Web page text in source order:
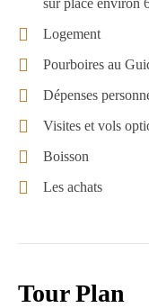
Logement
Pourboires au
Dépenses
Visites et vols
Boisson
Les achats
Tour Plan